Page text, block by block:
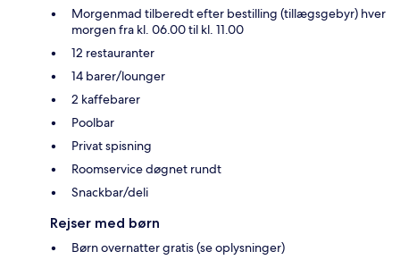
Morgenmad tilberedt efter bestilling (tillægsgebyr) hver
morgen fra kl. 06.00 til kl. 11.00
12 restauranter
14 barer/lounger
2 kaffebarer
Poolbar
Privat spisning
Roomservice døgnet rundt
Snackbar/deli
Rejser med børn
Børn overnatter gratis (se oplysninger)